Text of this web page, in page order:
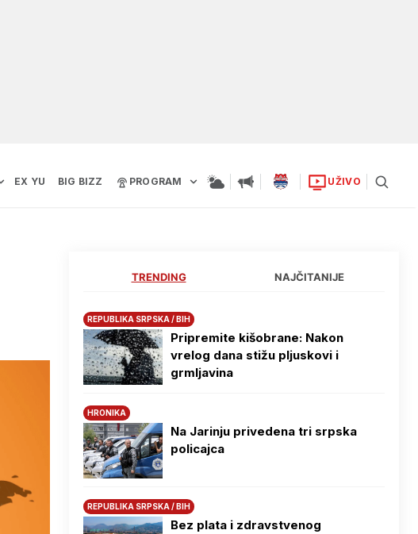
EX YU BIG BIZZ PROGRAM UŽIVO
TRENDING NAJČITANIJE
REPUBLIKA SRPSKA / BIH
Pripremite kišobrane: Nakon
vrelog dana stižu pljuskovi i
grmljavina
HRONIKA
Na Јarinju privedena tri srpska
policajca
REPUBLIKA SRPSKA / BIH
Bez plata i zdravstvenog